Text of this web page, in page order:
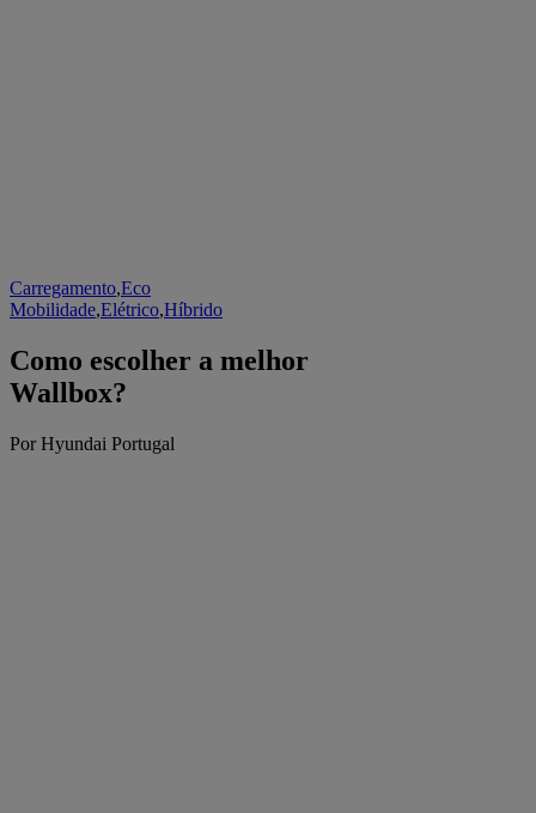
Carregamento,Eco
Mobilidade,Elétrico,Híbrido
Como escolher a melhor
Wallbox?
Por Hyundai Portugal